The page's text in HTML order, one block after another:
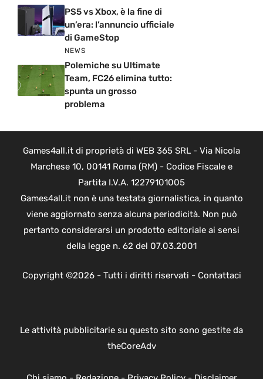
PS5 vs Xbox, è la fine di
un’era: l’annuncio ufficiale
di GameStop
NEWS
Polemiche su Ultimate
Team, FC26 elimina tutto:
spunta un grosso
problema
Games4all.it di proprietà di WEB 365 SRL - Via Nicola
Marchese 10, 00141 Roma (RM) - Codice Fiscale e
Partita I.V.A. 12279101005
Games4all.it non è una testata giornalistica, in quanto
viene aggiornato senza alcuna periodicità. Non può
pertanto considerarsi un prodotto editoriale ai sensi
della legge n. 62 del 07.03.2001
Copyright ©2026 - Tutti i diritti riservati - Contattaci
Le attività pubblicitarie su questo sito sono gestite da
theCoreAdv